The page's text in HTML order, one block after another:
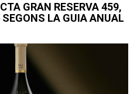
GRAN RESERVA 459,
LA GUIA ANUAL